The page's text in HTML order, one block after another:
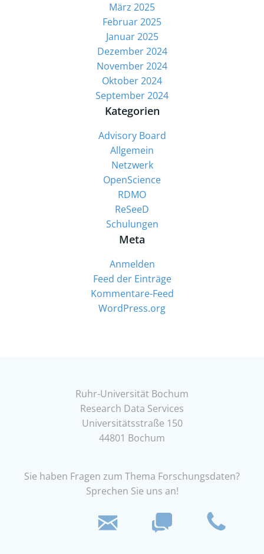
März 2025
Februar 2025
Januar 2025
Dezember 2024
November 2024
Oktober 2024
September 2024
Kategorien
Advisory Board
Allgemein
Netzwerk
OpenScience
RDMO
ReSeeD
Schulungen
Meta
Anmelden
Feed der Einträge
Kommentare-Feed
WordPress.org
Ruhr-Universität Bochum
Research Data Services
Universitätsstraße 150
44801 Bochum
Sie haben Fragen zum Thema Forschungsdaten?
Sprechen Sie uns an!